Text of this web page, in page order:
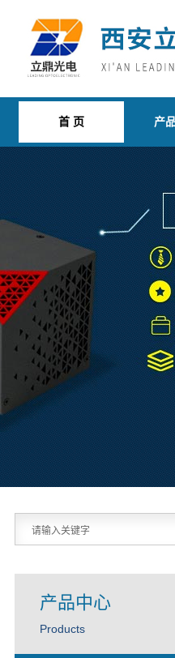
首 页 产
产品中心
Products